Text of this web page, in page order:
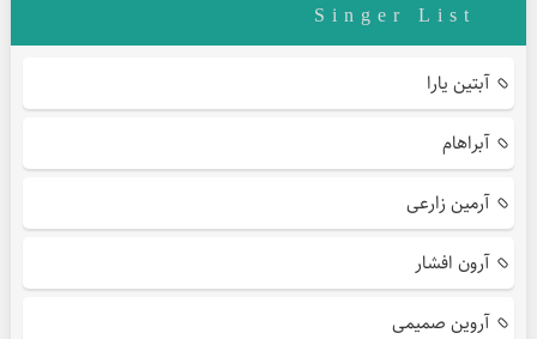
Singer List
آبتین یارا
آبراهام
آرمین زارعی
آرون افشار
آروین صمیمی